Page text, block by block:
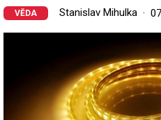
VĚDA Stanislav Mihulka